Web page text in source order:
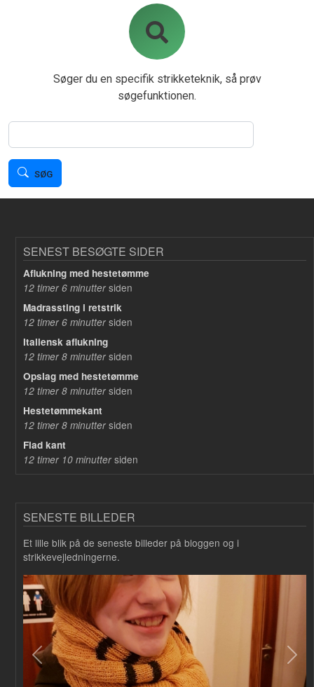
Søger du en specifik strikketeknik, så prøv
søgefunktionen.
Søg
SØG
SENEST BESØGTE SIDER
Aflukning med hestetømme
12 timer 6 minuttersiden
Madrassting i retstrik
12 timer 6 minuttersiden
Italiensk aflukning
12 timer 8 minuttersiden
Opslag med hestetømme
12 timer 8 minuttersiden
Hestetømmekant
12 timer 8 minuttersiden
Flad kant
12 timer 10 minuttersiden
SENESTE BILLEDER
Et lille blik på de seneste billeder på bloggen og i
strikkevejledningerne.
Forrige